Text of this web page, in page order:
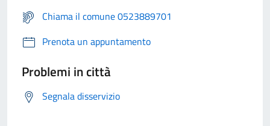
Chiama il comune 0523889701
Prenota un appuntamento
Problemi in città
Segnala disservizio